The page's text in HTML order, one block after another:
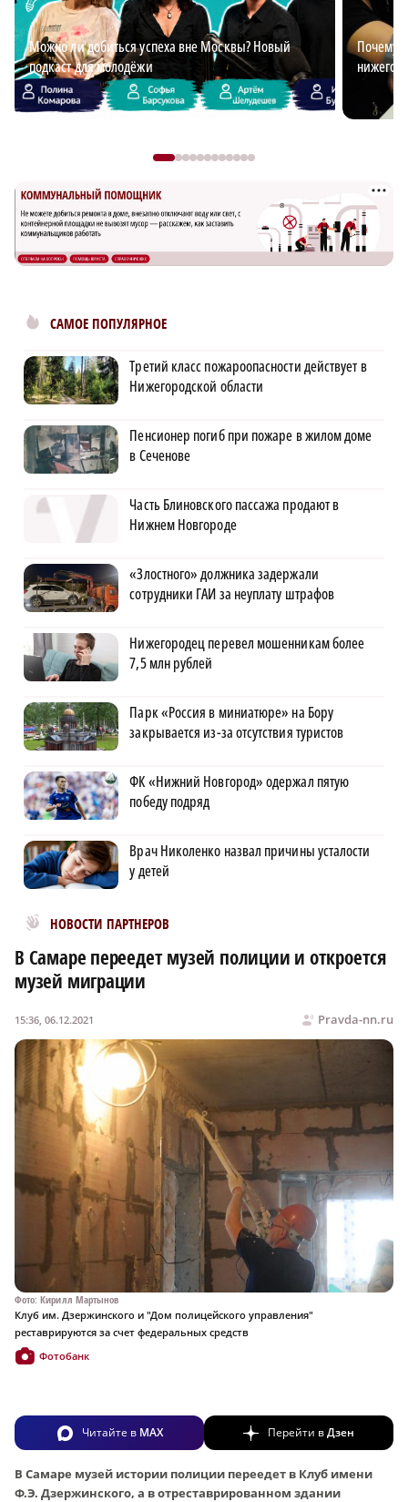
Можно ли добиться успеха вне Москвы? Новый
подкаст для молодёжи
Почему
САМОЕ ПОПУЛЯРНОЕ
Третий класс пожароопасности действует в
Нижегородской области
Пенсионер погиб при пожаре в жилом доме
в Сеченове
Часть Блиновского пассажа продают в
Нижнем Новгороде
«Злостного» должника задержали
сотрудники ГАИ за неуплату штрафов
Нижегородец перевел мошенникам более
7,5 млн рублей
Парк «Россия в миниатюре» на Бору
закрывается из-за отсутствия туристов
ФК «Нижний Новгород» одержал пятую
победу подряд
Врач Николенко назвал причины усталости
у детей
НОВОСТИ ПАРТНЕРОВ
Новости МирТесен
В Самаре переедет музей полиции и откроется
музей миграции
Pravda-nn.ru
15:36, 06.12.2021
Фото: Кирилл Мартынов
Клуб им. Дзержинского и "Дом полицейского управления"
реставрируются за счет федеральных средств
Фотобанк
Читайте в MAX Перейти вДзен
В Самаре музей истории полиции переедет в Клуб имени
Ф.Э. Дзержинского, а в отреставрированном здании